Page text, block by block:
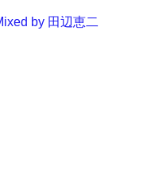
by 田辺恵二